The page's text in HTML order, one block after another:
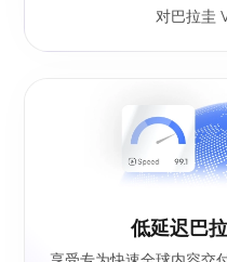
对巴拉圭
低延迟巴